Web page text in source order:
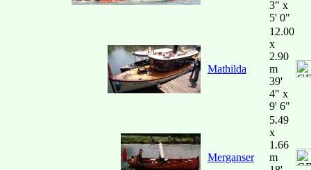
3" x
5' 0"
Mathilda
12.00
x
2.90
m
39'
4" x
9' 6"
Merganser
5.49
x
1.66
m